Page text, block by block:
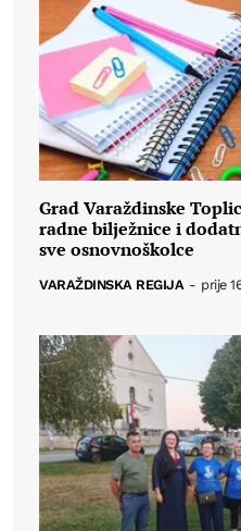
Grad Varaždinske
radne bilježnice i
sve osnovnoškolce
VARAŽDINSKA REGIJA - prije